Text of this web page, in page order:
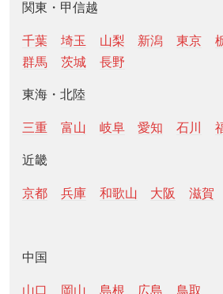
関東・甲信越
千葉 埼玉 山梨 新潟 東京
群馬
茨城 長野
東海・北陸
三重 富山 岐阜 愛知 石川
近畿
京都 兵庫 和歌山 大阪 滋賀
中国
山口 岡山 島根 広島 鳥取